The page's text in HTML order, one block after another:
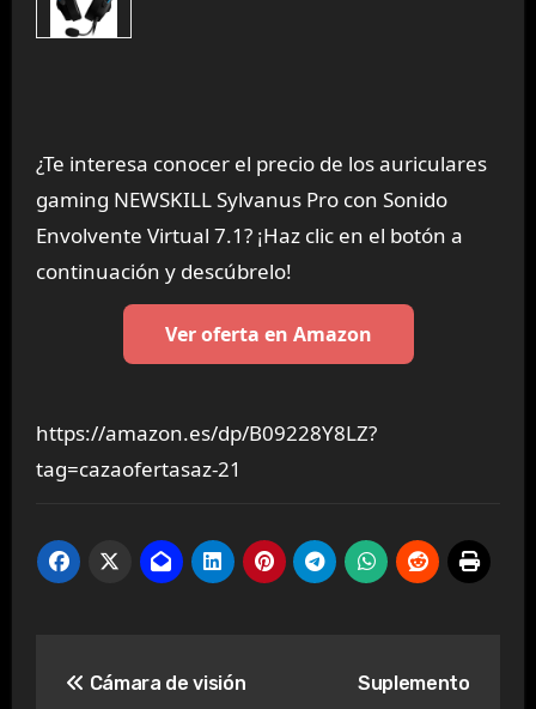
¿Te interesa conocer el precio de los auriculares
gaming NEWSKILL Sylvanus Pro con Sonido
Envolvente Virtual 7.1? ¡Haz clic en el botón a
continuación y descúbrelo!
Ver oferta en Amazon
https://amazon.es/dp/B09228Y8LZ?
tag=cazaofertasaz-21
Cámara de visión
Suplemento